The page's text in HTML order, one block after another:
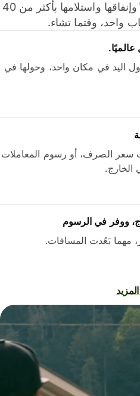
وفّر المال عند إرسال الأموال وإنفاقها واستلامها بأكثر من 40
وقتما تشاء.
اليد في مكان واحد، وحولها في
سعر الصرف، أو رسوم المعاملات
ووفر في الرسوم
مهما بَعُدت المسافات.